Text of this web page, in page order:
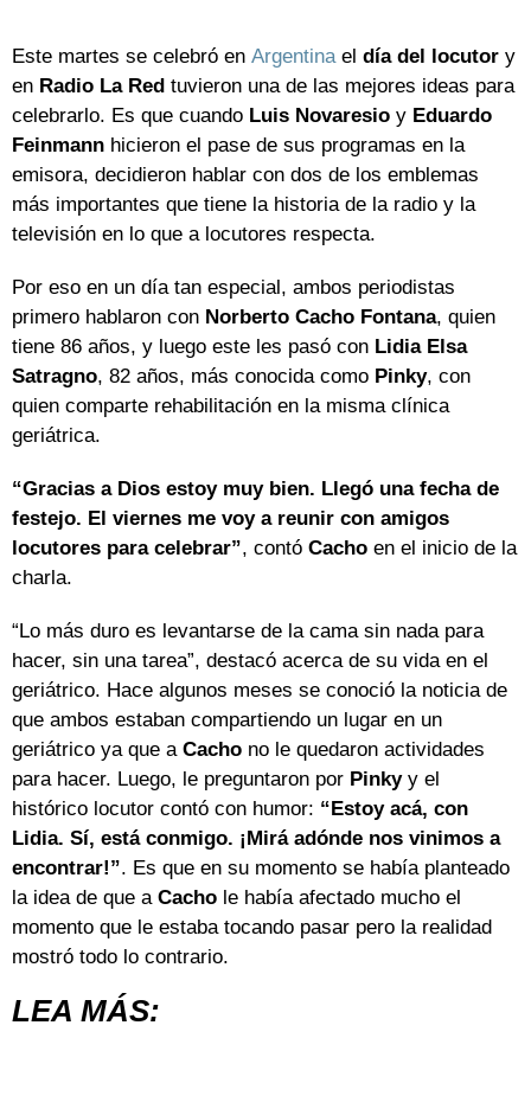
Este martes se celebró en Argentinael día del locutor y
en Radio La Red tuvieron una de las mejores ideas para
celebrarlo. Es que cuando Luis Novaresio y Eduardo
Feinmann hicieron el pase de sus programas en la
emisora, decidieron hablar con dos de los emblemas
más importantes que tiene la historia de la radio y la
televisión en lo que a locutores respecta.
Por eso en un día tan especial, ambos periodistas
primero hablaron con Norberto Cacho Fontana, quien
tiene 86 años, y luego este les pasó con Lidia Elsa
Satragno, 82 años, más conocida como Pinky, con
quien comparte rehabilitación en la misma clínica
geriátrica.
“Gracias a Dios estoy muy bien. Llegó una fecha de
festejo. El viernes me voy a reunir con amigos
locutores para celebrar”, contó Cacho en el inicio de la
charla.
“Lo más duro es levantarse de la cama sin nada para
hacer, sin una tarea”, destacó acerca de su vida en el
geriátrico. Hace algunos meses se conoció la noticia de
que ambos estaban compartiendo un lugar en un
geriátrico ya que a Cacho no le quedaron actividades
para hacer. Luego, le preguntaron por Pinkyy el
histórico locutor contó con humor: “Estoy acá, con
Lidia. Sí, está conmigo. ¡Mirá adónde nos vinimos a
encontrar!”. Es que en su momento se había planteado
la idea de que a Cacho le había afectado mucho el
momento que le estaba tocando pasar pero la realidad
mostró todo lo contrario.
LEA MÁS: